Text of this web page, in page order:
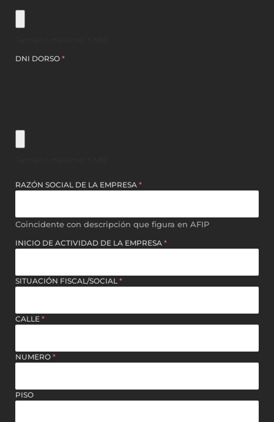
DNI DORSO *
RAZÓN SOCIAL DE LA EMPRESA *
Coincidente con descripción que figura en AFIP
INICIO DE ACTIVIDAD DE LA EMPRESA *
SITUACIÓN FISCAL/SOCIAL *
CALLE *
NUMERO *
PISO